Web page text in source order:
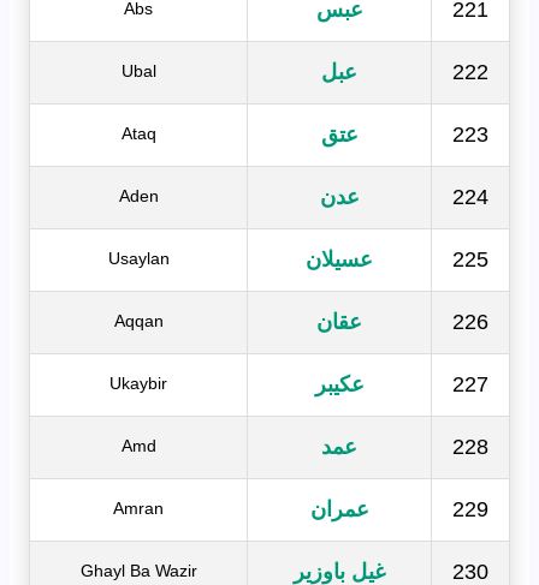
221 عبس Abs
222 عبل Ubal
223 عتق Ataq
224 عدن Aden
225 عسيلان Usaylan
226 عقان Aqqan
227 عكيبر Ukaybir
228 عمد Amd
229 عمران Amran
230 غيل باوزير Ghayl Ba Wazir